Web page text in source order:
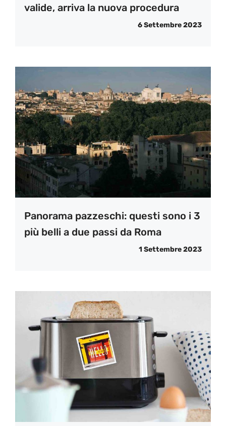
valide, arriva la nuova procedura
6 Settembre 2023
Panorama pazzeschi: questi sono i 3
più belli a due passi da Roma
1 Settembre 2023